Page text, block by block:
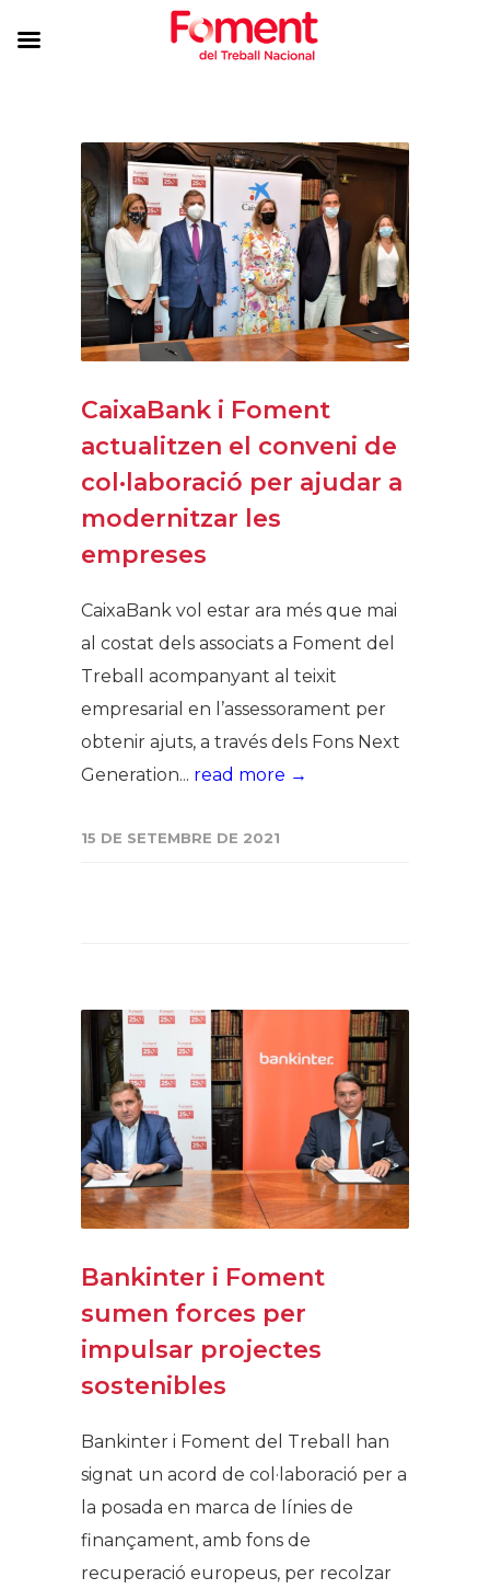
CaixaBank i Foment
actualitzen el conveni de
col·laboració per ajudar a
modernitzar les
empreses
CaixaBank vol estar ara més que mai
al costat dels associats a Foment del
Treball acompanyant al teixit
empresarial en l’assessorament per
obtenir ajuts, a través dels Fons Next
Generation... read more →
15 DE SETEMBRE DE 2021
Bankinter i Foment
sumen forces per
impulsar projectes
sostenibles
Bankinter i Foment del Treball han
signat un acord de col·laboració per a
la posada en marca de línies de
finançament, amb fons de
recuperació europeus, per recolzar